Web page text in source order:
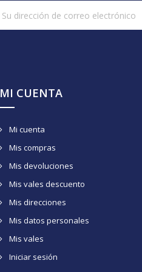
MI CUENTA
Mi cuenta
Mis compras
Mis devoluciones
Mis vales descuento
Mis direcciones
Mis datos personales
Mis vales
Iniciar sesión